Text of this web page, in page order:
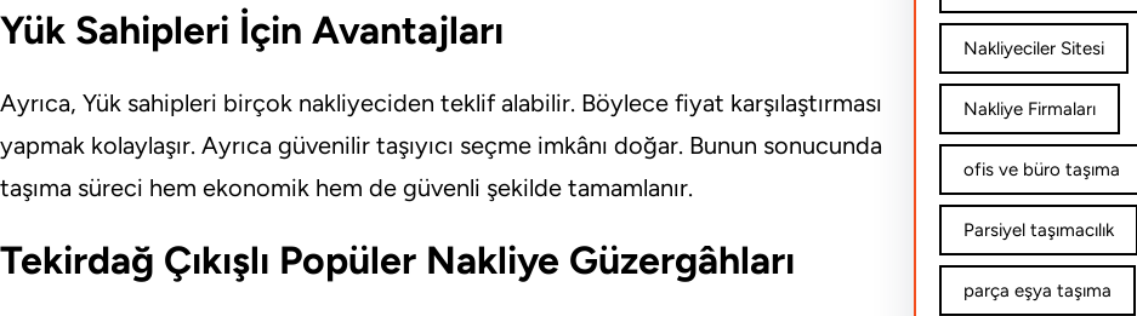
Yük Sahipleri İçin Avantajları
Ayrıca, Yük sahipleri birçok nakliyeciden teklif alabilir. Böylece fiyat karşılaştırması
yapmak kolaylaşır. Ayrıca güvenilir taşıyıcı seçme imkânı doğar. Bunun sonucunda
taşıma süreci hem ekonomik hem de güvenli şekilde tamamlanır.
Tekirdağ Çıkışlı Popüler Nakliye Güzergâhları
Nakliyeciler Sitesi
Nakliye Firmaları
ofis ve büro taşıma
Parsiyel taşımacılık
parça eşya taşıma